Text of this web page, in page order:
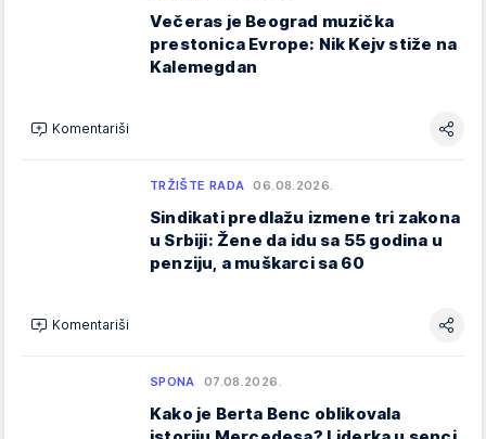
Večeras je Beograd muzička
prestonica Evrope: Nik Kejv stiže na
Kalemegdan
Komentariši
TRŽIŠTE RADA 06.08.2026.
Sindikati predlažu izmene tri zakona
u Srbiji: Žene da idu sa 55 godina u
penziju, a muškarci sa 60
Komentariši
SPONA 07.08.2026.
Kako je Berta Benc oblikovala